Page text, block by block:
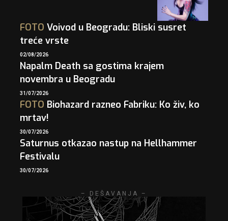
FOTO Voivod u Beogradu: Bliski susret
treće vrste
02/08/2026
Napalm Death sa gostima krajem
novembra u Beogradu
31/07/2026
FOTO Biohazard razneo Fabriku: Ko živ, ko
mrtav!
30/07/2026
Saturnus otkazao nastup na Hellhammer
Festivalu
30/07/2026
– DEŠAVANJA –